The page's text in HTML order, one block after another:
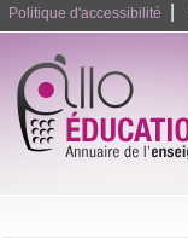
Politique d'accessibilité